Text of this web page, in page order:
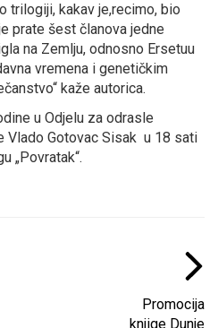
trilogiji, kakav je,recimo, bio
prate šest članova jedne
na Zemlju, odnosno Ersetuu
vremena i genetičkim
kaže autorica.
u Odjelu za odrasle
Vlado Gotovac Sisak u 18 sati
„Povratak“.
Promocija
knjige Dunje